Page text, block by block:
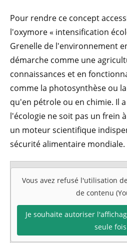
Pour rendre ce concept
l'oxymore « intensification
Grenelle de l'environnement
démarche comme une
connaissances et en
comme la photosynthèse ou
qu'en pétrole ou en chimie. Il
l'écologie ne soit pas un frein
un moteur scientifique
sécurité alimentaire mondiale.
Vous avez refusé l'utilisation
de contenu
Je souhaite autoriser
seule fois